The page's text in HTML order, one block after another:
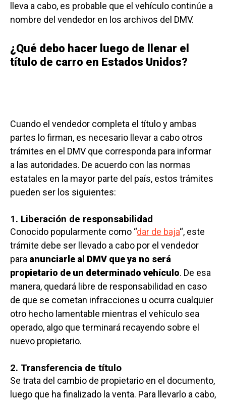
lleva a cabo, es probable que el vehículo continúe a
nombre del vendedor en los archivos del DMV.
¿Qué debo hacer luego de llenar el
título de carro en Estados Unidos?
Cuando el vendedor completa el título y ambas
partes lo firman, es necesario llevar a cabo otros
trámites en el DMV que corresponda para informar
a las autoridades. De acuerdo con las normas
estatales en la mayor parte del país, estos trámites
pueden ser los siguientes:
1. Liberación de responsabilidad
Conocido popularmente como “dar de baja“, este
trámite debe ser llevado a cabo por el vendedor
para anunciarle al DMV que ya no será
propietario de un determinado vehículo. De esa
manera, quedará libre de responsabilidad en caso
de que se cometan infracciones u ocurra cualquier
otro hecho lamentable mientras el vehículo sea
operado, algo que terminará recayendo sobre el
nuevo propietario.
2. Transferencia de título
Se trata del cambio de propietario en el documento,
luego que ha finalizado la venta. Para llevarlo a cabo,